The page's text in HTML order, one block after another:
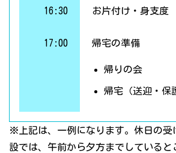
16:30 お片付け・身支度
17:00 帰宅の準備
帰りの会
帰宅（送迎・保
※上記は、一例になります。休日の受
設では、午前から夕方までしていると